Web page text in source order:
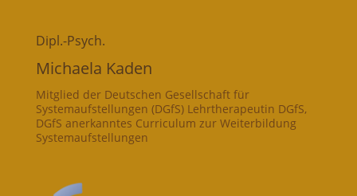
Dipl.-Psych.
Michaela Kaden
Mitglied der Deutschen Gesellschaft für
Systemaufstellungen (DGfS) Lehrtherapeutin DGfS,
DGfS anerkanntes Curriculum zur Weiterbildung
Systemaufstellungen